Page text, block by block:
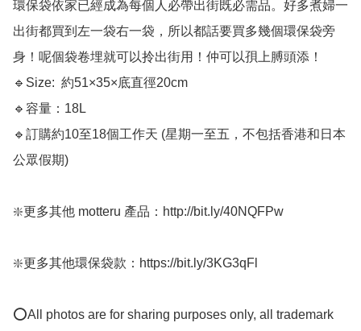
環保袋依家已經成為每個人必帶出街既必需品。好多煮婦一
出街都買到左一袋右一袋，所以都話要買多幾個環保袋旁
身！呢個袋卷埋就可以拎出街用！仲可以孭上膊頭添！
🔹Size:  約51×35×底直徑20cm
🔹容量：18L
🔹訂購約10至18個工作天 (星期一至五，不包括香港和日本
公眾假期) ﻿
❇️更多其他 motteru 產品：http://bit.ly/40NQFPw
❇️更多其他環保袋款：https://bit.ly/3KG3qFl
⭕All photos are for sharing purposes only, all trademark